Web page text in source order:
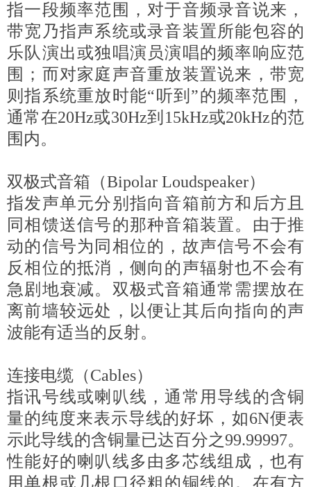
指一段频率范围，对于音频录音说来，
带宽乃指声系统或录音装置所能包容的
乐队演出或独唱演员演唱的频率响应范
围；而对家庭声音重放装置说来，带宽
则指系统重放时能“听到”的频率范围，
通常在20Hz或30Hz到15kHz或20kHz的范
围内。
双极式音箱（Bipolar Loudspeaker）
指发声单元分别指向音箱前方和后方且
同相馈送信号的那种音箱装置。由于推
动的信号为同相位的，故声信号不会有
反相位的抵消，侧向的声辐射也不会有
急剧地衰减。双极式音箱通常需摆放在
离前墙较远处，以便让其后向指向的声
波能有适当的反射。
连接电缆（Cables）
指讯号线或喇叭线，通常用导线的含铜
量的纯度来表示导线的好坏，如6N便表
示此导线的含铜量已达百分之99.99997。
性能好的喇叭线多由多芯线组成，也有
用单根或几根口径粗的铜线的。在有方